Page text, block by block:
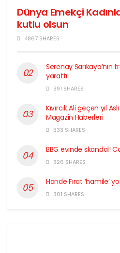
Dünya Emekçi
kutlu olsun
4867 SHARES
Serenay
yarattı
391 SHARES
Kıvırcık Ali geçen yıl
Magazin Haberleri
333 SHARES
BBG evinde skandal!
326 SHARES
Hande Fırat ‘hamile’
301 SHARES